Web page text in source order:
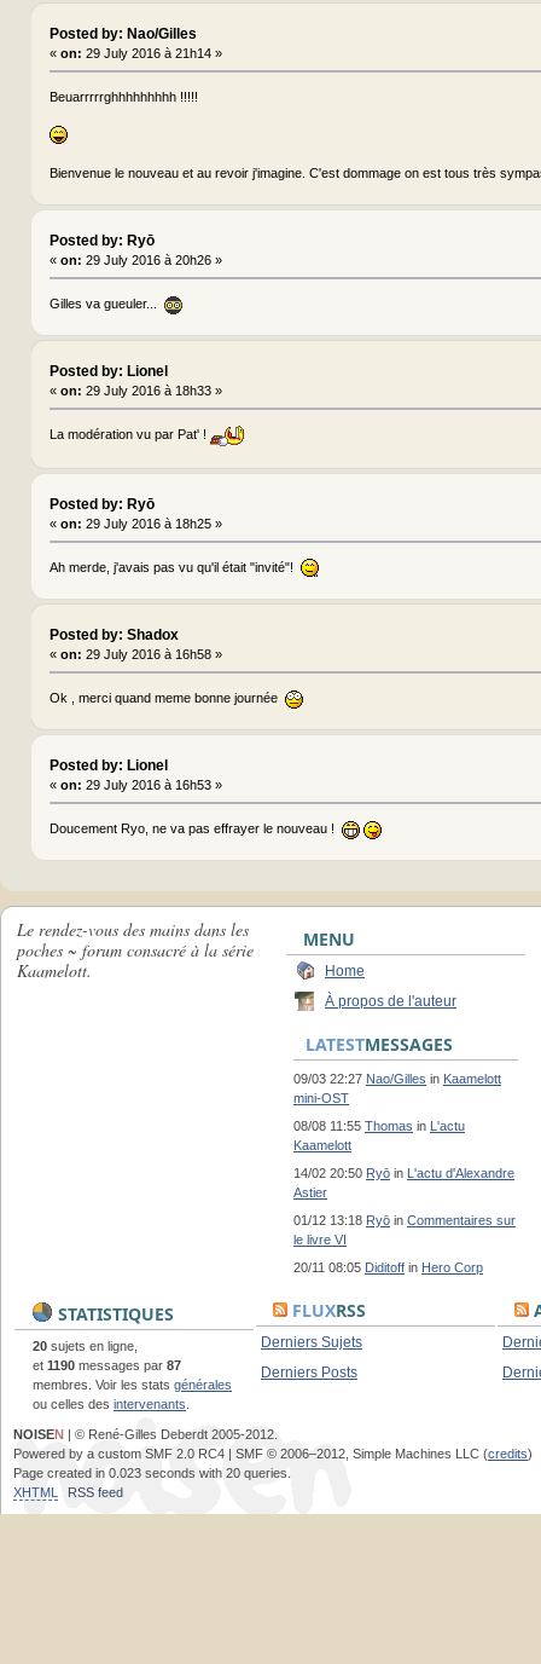
Posted by: Nao/Gilles
« on: 29 July 2016 à 21h14 »
Beuarrrrrghhhhhhhhh !!!!!
Bienvenue le nouveau et au revoir j'imagine. C'est dommage on est tous très
Posted by: Ryō
« on: 29 July 2016 à 20h26 »
Gilles va gueuler...
Posted by: Lionel
« on: 29 July 2016 à 18h33 »
La modération vu par Pat' !
Posted by: Ryō
« on: 29 July 2016 à 18h25 »
Ah merde, j'avais pas vu qu'il était "invité"!
Posted by: Shadox
« on: 29 July 2016 à 16h58 »
Ok , merci quand meme bonne journée
Posted by: Lionel
« on: 29 July 2016 à 16h53 »
Doucement Ryo, ne va pas effrayer le nouveau !
Le rendez-vous des mains dans les
poches ~ forum consacré à la série
Kaamelott.
MENU
Home
À propos de l'auteur
LATESTMESSAGES
09/03 22:27 Nao/Gilles in Kaamelott
mini-OST
08/08 11:55 Thomas in L'actu
Kaamelott
14/02 20:50 Ryō in L'actu d'Alexandre
Astier
01/12 13:18 Ryō in Commentaires sur
le livre VI
20/11 08:05 Diditoff in Hero Corp
STATISTIQUES
20 sujets en ligne,
et 1190 messages par 87
membres. Voir les stats générales
ou celles des intervenants
FLUXRSS
Derniers Sujets
Derniers Posts
NOISEN | © René-Gilles Deberdt 2005-2012.
Powered by a custom SMF 2.0 RC4 | SMF © 2006–2012, Simple Machines LLC (credits)
Page created in 0.023 seconds with 20 queries.
XHTML
RSS feed